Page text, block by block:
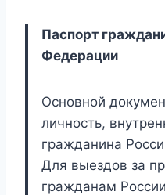
Паспорт
Федерации
Основной
личность,
гражданина
Для выездов за
гражданам